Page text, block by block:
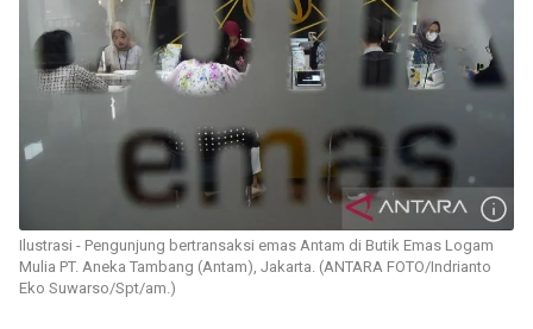
Ilustrasi - Pengunjung bertransaksi emas Antam di Butik Emas Logam
Mulia PT. Aneka Tambang (Antam), Jakarta. (ANTARA FOTO/Indrianto
Eko Suwarso/Spt/am.)